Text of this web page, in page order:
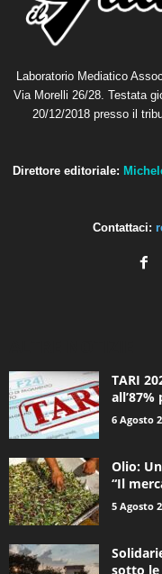
Laboratorio Mediatico
Via Morelli 26/28. Testata
20/12/2018 presso il
Direttore editoriale:
Contattaci:
TARI
6 Agosto
Olio:
“Il
5 Agosto
sotto le